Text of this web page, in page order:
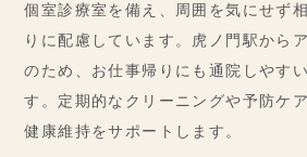
個室診療室を備え、周囲を気にせず
りに配慮しています。虎ノ門駅から
のため、お仕事帰りにも通院しやす
す。定期的なクリーニングや予防ケ
健康維持をサポートします。